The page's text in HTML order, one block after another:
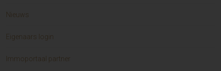
Nieuws
Eigenaars login
Immoportaal partner